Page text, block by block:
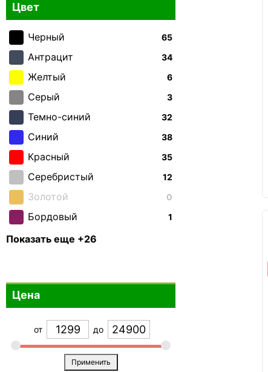
Цвет
65
Черный
34
Антрацит
6
Желтый
3
Серый
32
Темно-синий
38
Синий
35
Красный
12
Серебристый
0
Золотой
1
Бордовый
Зеленый
Фиолетовый
Коричневый
Голубой
Показать еще +26
Цена
от до
Применить